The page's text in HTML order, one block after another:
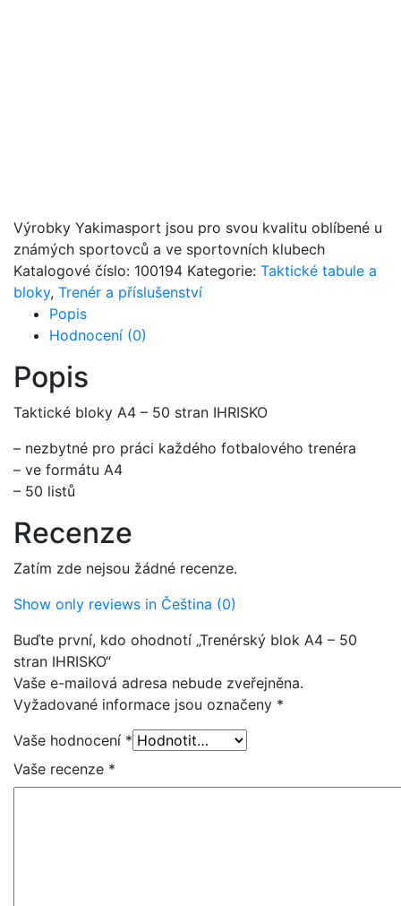
Výrobky Yakimasport jsou pro svou kvalitu oblíbené u
známých sportovců a ve sportovních klubech
Katalogové číslo: 100194 Kategorie: Taktické tabule a
bloky, Trenér a příslušenství
Popis
Hodnocení (0)
Popis
Taktické bloky A4 – 50 stran IHRISKO
– nezbytné pro práci každého fotbalového trenéra
– ve formátu A4
– 50 listů
Recenze
Zatím zde nejsou žádné recenze.
Show only reviews in Čeština (0)
Buďte první, kdo ohodnotí „Trenérský blok A4 – 50
stran IHRISKO“
Vaše e-mailová adresa nebude zveřejněna.
Vyžadované informace jsou označeny *
Vaše hodnocení *
Vaše recenze *